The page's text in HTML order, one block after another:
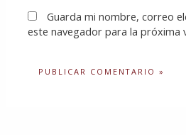
Guarda mi nombre, correo
este navegador para la próxima